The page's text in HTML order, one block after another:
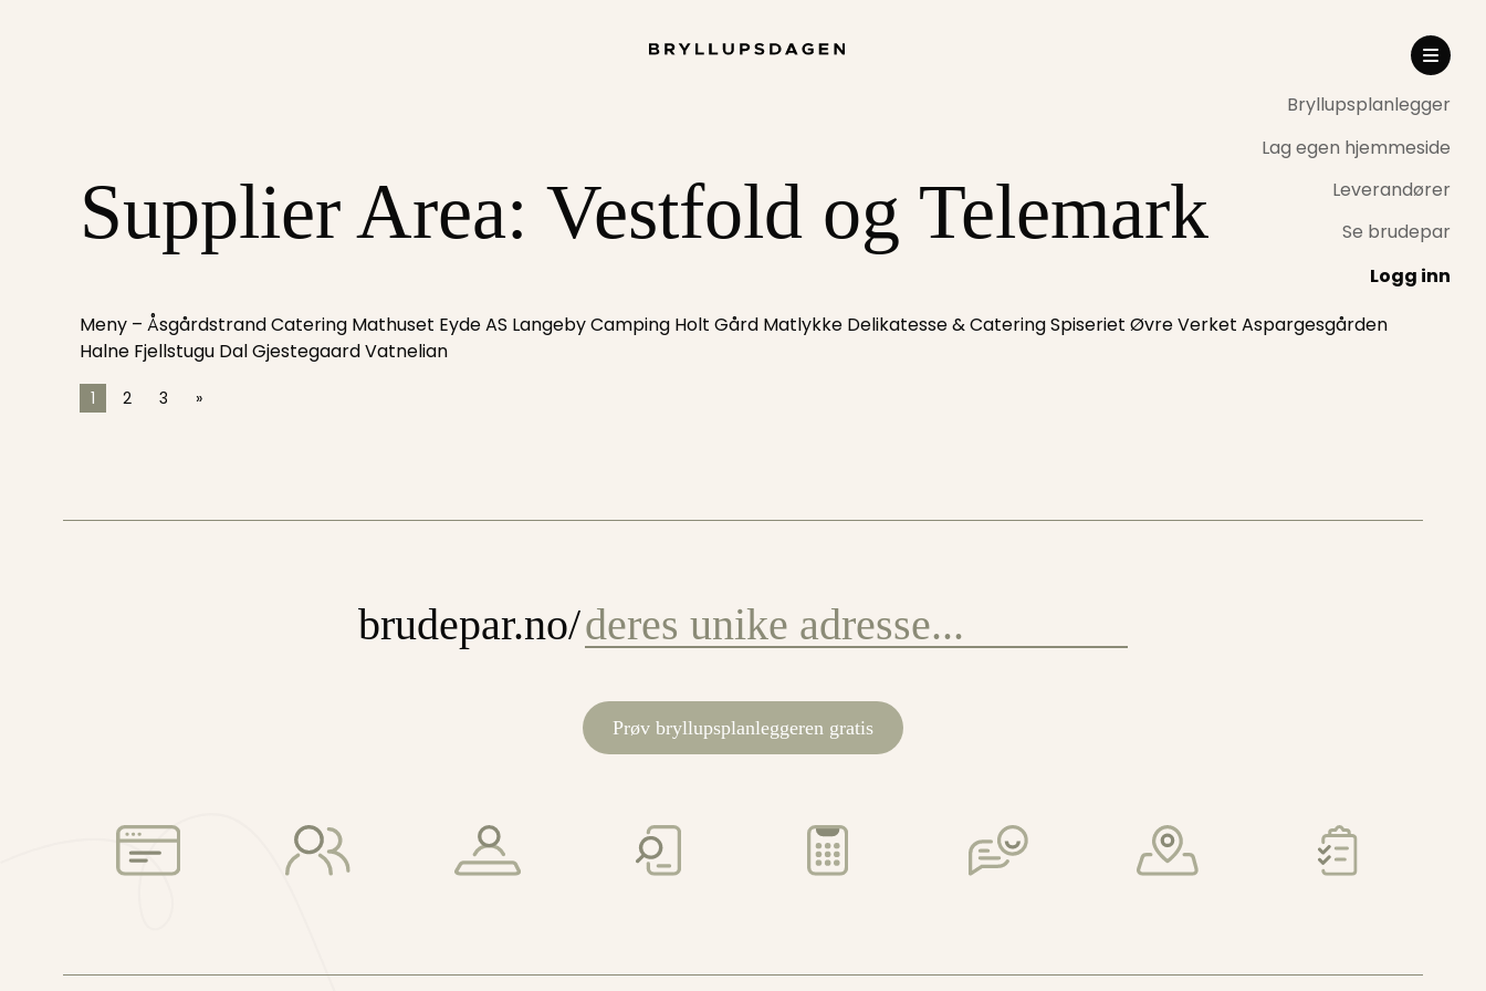
Bryllupsplanlegger
Lag egen hjemmeside
Leverandører
Se brudepar
Logg inn
Supplier Area: Vestfold og Telemark
Meny – Åsgårdstrand Catering Mathuset Eyde AS Langeby Camping Holt Gård Matlykke Delikatesse & Catering Spiseriet Øvre Verket Aspargesgården
Halne Fjellstugu Dal Gjestegaard Vatnelian
1 2 3 »
brudepar.no/
Prøv bryllupsplanleggeren gratis